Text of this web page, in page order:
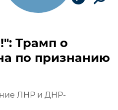
Трамп о
по признанию
ЛНР и ДНР-